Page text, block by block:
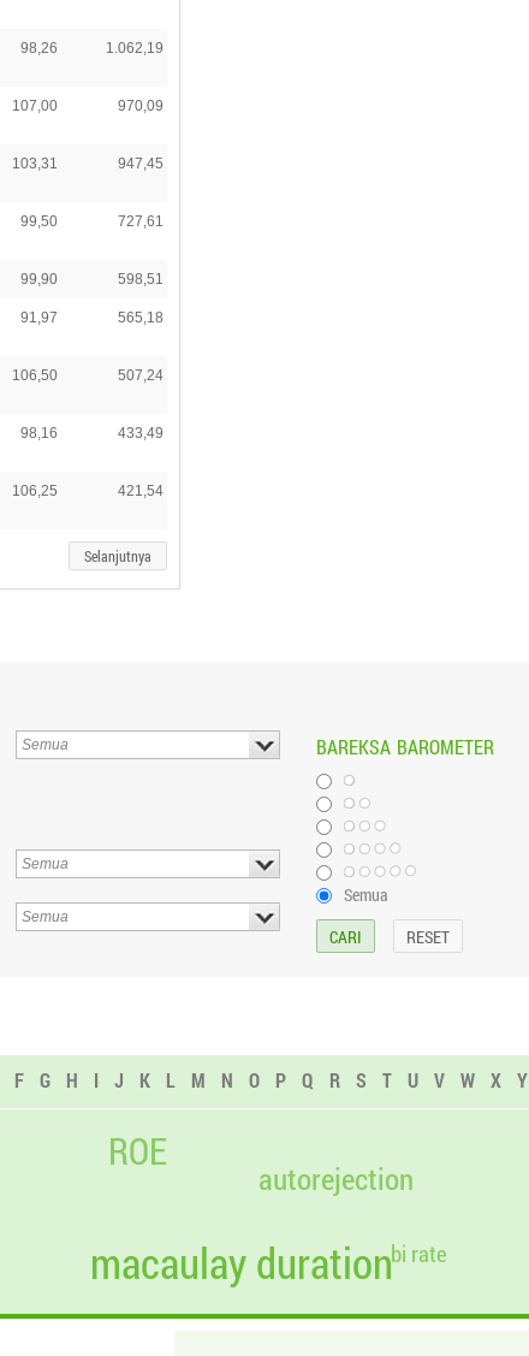
98,26 1.062,19
107,00 970,09
103,31 947,45
99,50 727,61
99,90 598,51
91,97 565,18
106,50 507,24
98,16 433,49
106,25 421,54
Selanjutnya
BAREKSA BAROMETER
Semua
F G H I J K L M N O P Q R S T U V W X Y
macaulay duration
ROE
autorejection
bi rate